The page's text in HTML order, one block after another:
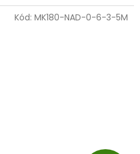
Kód: MK180-NAD-0-6-3-5M